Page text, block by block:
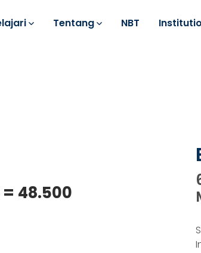
Tentang NBT
48.500